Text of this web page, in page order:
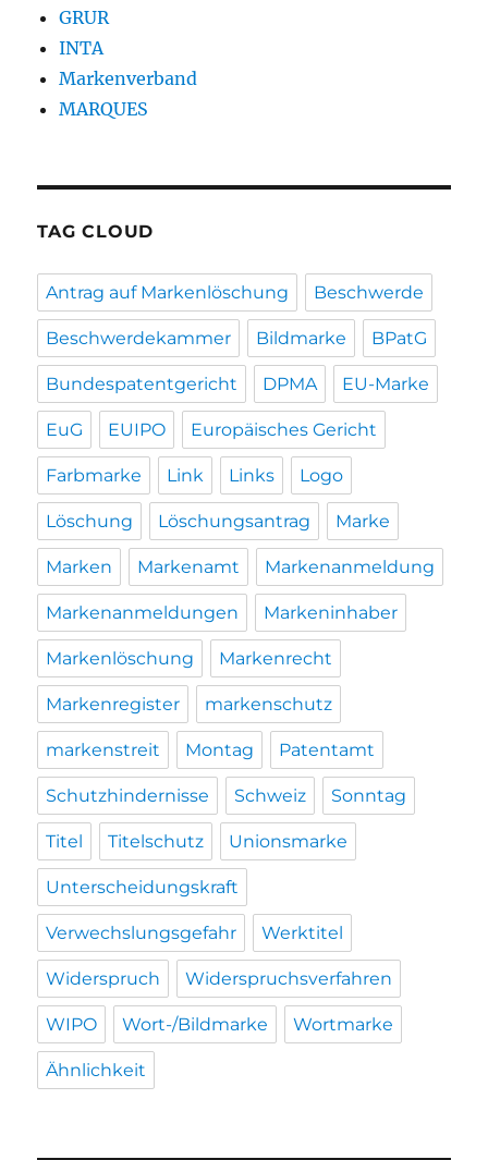
GRUR
INTA
Markenverband
MARQUES
TAG CLOUD
Antrag auf Markenlöschung Beschwerde
Beschwerdekammer Bildmarke BPatG
Bundespatentgericht DPMA EU-Marke
EuG EUIPO Europäisches Gericht
Farbmarke Link Links Logo
Löschung Löschungsantrag Marke
Marken Markenamt Markenanmeldung
Markenanmeldungen Markeninhaber
Markenlöschung Markenrecht
Markenregister markenschutz
markenstreit Montag Patentamt
Schutzhindernisse Schweiz Sonntag
Titel Titelschutz Unionsmarke
Unterscheidungskraft
Verwechslungsgefahr Werktitel
Widerspruch Widerspruchsverfahren
WIPO Wort-/Bildmarke Wortmarke
Ähnlichkeit